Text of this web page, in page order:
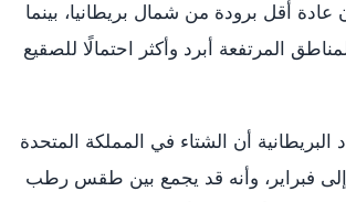
أقل برودة من شمال بريطانيا، بينما
المرتفعة أبرد وأكثر احتمالًا للصقيع
البريطانية أن الشتاء في المملكة المتحدة
فبراير، وأنه قد يجمع بين طقس رطب